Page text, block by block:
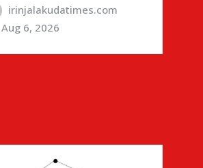
irinjalakudatimes.com
Aug 6, 2026